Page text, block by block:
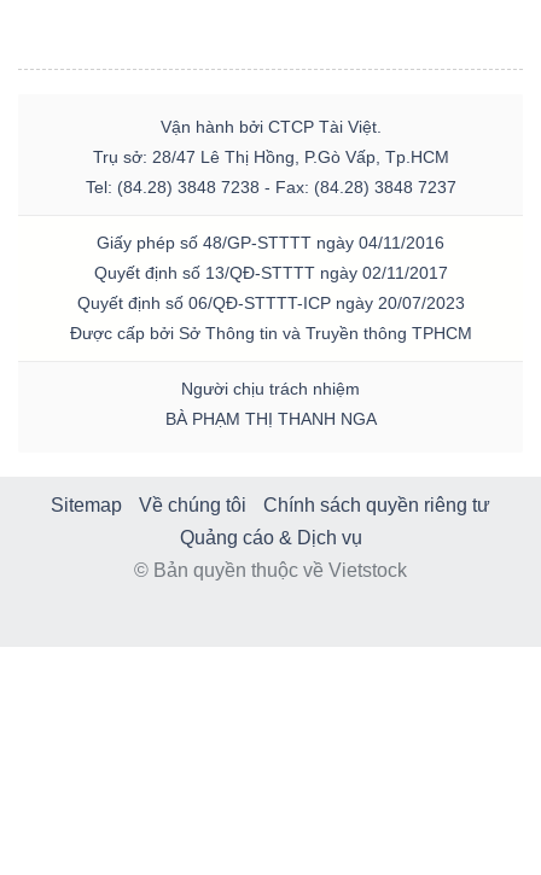
Vận hành bởi CTCP Tài Việt.
Trụ sở: 28/47 Lê Thị Hồng, P.Gò Vấp, Tp.HCM
Tel: (84.28) 3848 7238 - Fax: (84.28) 3848 7237
Giấy phép số 48/GP-STTTT ngày 04/11/2016
Quyết định số 13/QĐ-STTTT ngày 02/11/2017
Quyết định số 06/QĐ-STTTT-ICP ngày 20/07/2023
Được cấp bởi Sở Thông tin và Truyền thông TPHCM
Người chịu trách nhiệm
BÀ PHẠM THỊ THANH NGA
Sitemap Về chúng tôi
Chính sách quyền riêng tư
Quảng cáo & Dịch vụ
© Bản quyền thuộc về Vietstock